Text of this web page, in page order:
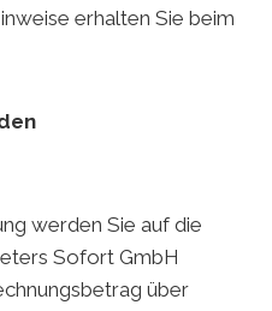
erhalten Sie beim
werden Sie auf die
Sofort GmbH
über